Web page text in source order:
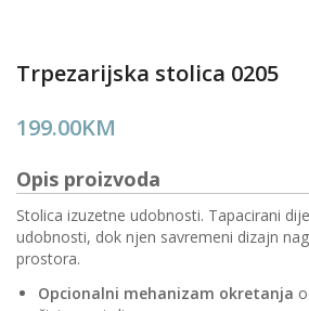
Trpezarijska stolica 0205
199.00KM
Opis proizvoda
Stolica izuzetne udobnosti. Tapacirani
udobnosti, dok njen savremeni dizajn
prostora.
Opcionalni mehanizam okretanja